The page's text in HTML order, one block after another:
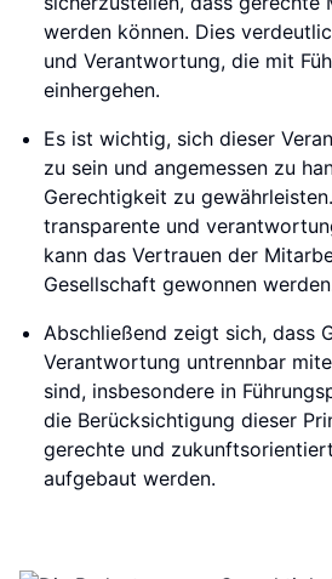
werden können. Dies
und Verantwortung, die mit
einhergehen.
Es ist wichtig, sich dieser
zu sein und angemessen zu
Gerechtigkeit zu
transparente und
kann das Vertrauen der
Gesellschaft gewonnen
Abschließend zeigt sich, dass
Verantwortung untrennbar
sind, insbesondere in
die Berücksichtigung dieser
gerechte und
aufgebaut werden.